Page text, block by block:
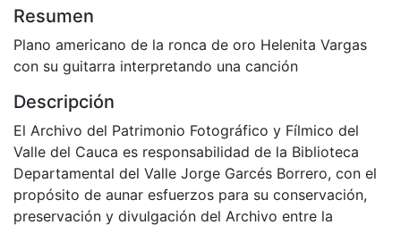
Resumen
Plano americano de la ronca de oro Helenita Vargas
con su guitarra interpretando una canción
Descripción
El Archivo del Patrimonio Fotográfico y Fílmico del
Valle del Cauca es responsabilidad de la Biblioteca
Departamental del Valle Jorge Garcés Borrero, con el
propósito de aunar esfuerzos para su conservación,
preservación y divulgación del Archivo entre la